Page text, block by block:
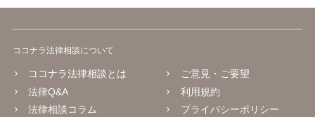
ココナラ法律相談について
ココナラ法律相談とは
法律Q&A
法律相談コラム
ご意見・ご要望
利用規約
プライバシーポリシー